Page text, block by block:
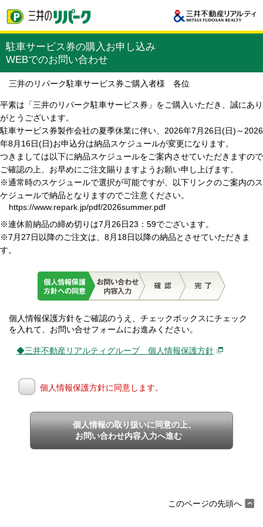
駐車サービス券の購入お申し込み
WEBでのお問い合わせ
三井のリパーク駐車サービス券ご購入者様 各位
平素は「三井のリパーク駐車サービス券」をご購入いただき、誠にあり
がとうございます。
駐車サービス券製作会社の夏季休業に伴い、2026年7月26日(日)～2026
年8月16日(日)お申込分は納品スケジュールが変更になります。
つきましては以下に納品スケジュールをご案内させていただきますので
ご確認の上、お早めにご注文賜りますようお願い申し上げます。
※通常時のスケジュールで選択が可能ですが、以下リンクのご案内のス
ケジュールで納品となりますのでご注意ください。
https://www.repark.jp/pdf/2026summer.pdf
※連休前納品の締め切りは7月26日23：59でございます。
※7月27日以降のご注文は、8月18日以降の納品とさせていただきま
す。
個人情報保護方針をご確認のうえ、チェックボックスにチェック
を入れて、お問い合せフォームにお進みください。
◆三井不動産リアルティグループ 個人情報保護方針
個人情報保護方針に同意します。
個人情報の取り扱いに同意の上、
お問い合わせ内容入力へ進む
このページの先頭へ